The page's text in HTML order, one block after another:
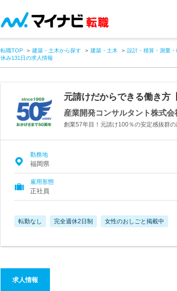
転職TOP 建築・土木から探す 建築・土木 設計・積算・測量
休み131日の求人情報
元請けだからできる働き方
産業開発コンサルタント株式会
創業57年目！元請け100％の安定感抜群の
勤務地
福岡県
雇用形態
正社員
転勤なし 完全週休2日制 女性のおしごと掲載中
求人情報